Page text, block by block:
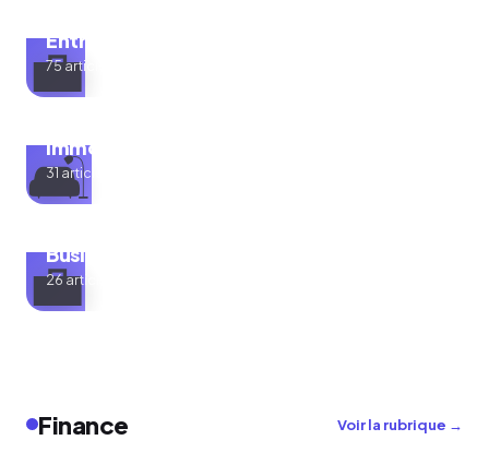
💼
Entreprise
75 articles
🛋️
Immobilier
31 articles
💼
Business en ligne
26 articles
Finance Voir la rubrique →